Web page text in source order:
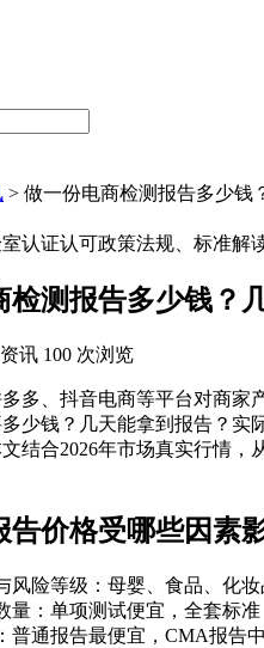
> 做一份电商检测报告多少钱
认证认可政策法规、标准解
检测报告多少钱？
讯 100 次浏览
多、抖音电商等平台对商
少钱？几天能拿到报告？
结合2026年市场真实行情
告价格受哪些因素
风险等级：母婴、食品、化
量：单项测试便宜，全套标
普通报告最便宜，CMA报告